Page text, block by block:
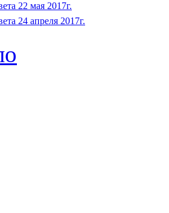
22 мая 2017г.
24 апреля 2017г.